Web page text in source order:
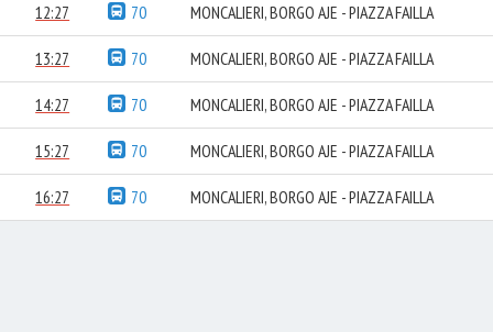
12:27 70 MONCALIERI, BORGO AJE - PIAZZA FAILLA
13:27 70 MONCALIERI, BORGO AJE - PIAZZA FAILLA
14:27 70 MONCALIERI, BORGO AJE - PIAZZA FAILLA
15:27 70 MONCALIERI, BORGO AJE - PIAZZA FAILLA
16:27 70 MONCALIERI, BORGO AJE - PIAZZA FAILLA